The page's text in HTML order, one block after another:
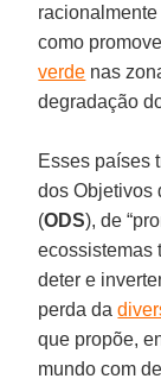
como
verde nas
degradação
Esses países
dos Objetivos
(ODS), de
ecossistemas
deter e
perda da
que propõe,
mundo com